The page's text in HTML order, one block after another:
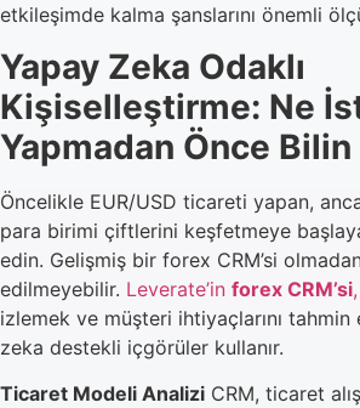
etkileşimde kalma şanslarını önemli
Yapay Zeka Odaklı
Kişiselleştirme: Ne
Yapmadan Önce Bilin
Öncelikle EUR/USD ticareti yapan,
para birimi çiftlerini keşfetmeye
edin. Gelişmiş bir forex CRM’si
edilmeyebilir. Leverate’in forex CRM’si,
izlemek ve müşteri ihtiyaçlarını
zeka destekli içgörüler kullanır.
Ticaret Modeli Analizi CRM, ticaret